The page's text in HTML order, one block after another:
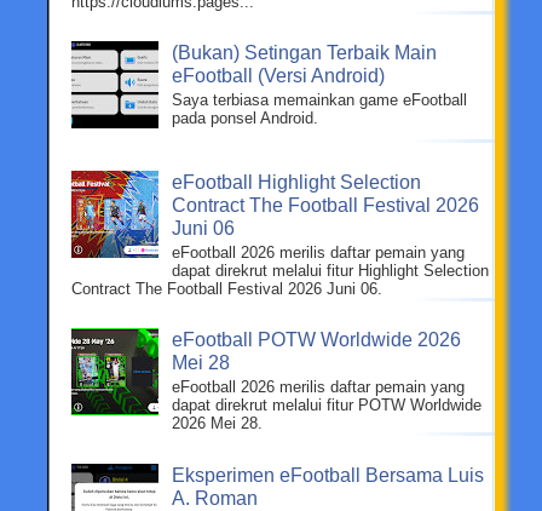
(Bukan) Setingan Terbaik Main
eFootball (Versi Android)
Saya terbiasa memainkan game eFootball
pada ponsel Android.
eFootball Highlight Selection
Contract The Football Festival 2026
Juni 06
eFootball 2026 merilis daftar pemain yang
dapat direkrut melalui fitur Highlight Selection
Contract The Football Festival 2026 Juni 06.
eFootball POTW Worldwide 2026
Mei 28
eFootball 2026 merilis daftar pemain yang
dapat direkrut melalui fitur POTW Worldwide
2026 Mei 28.
Eksperimen eFootball Bersama Luis
A. Roman